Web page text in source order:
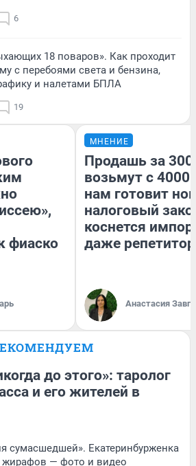
6
18 поваров». Как проходит
с перебоями света и бензина,
и налетами БПЛА
19
фиаско
МНЕНИЕ
Продашь за
возьмут с
нам готовит
налоговый
коснется
даже
Анастасия
до этого»: таролог
и его жителей в
сумасшедшей». Екатеринбурженка
жирафов — фото и видео